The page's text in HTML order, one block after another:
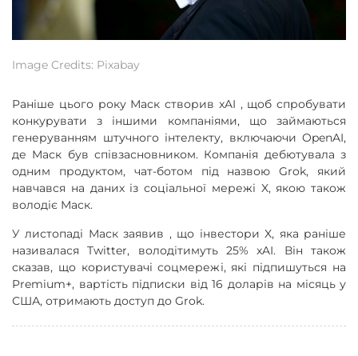
Image Credits: Pixabay
Раніше цього року Маск створив xAI , щоб спробувати
конкурувати з іншими компаніями, що займаються
генеруванням штучного інтелекту, включаючи OpenAI,
де Маск був співзасновником. Компанія дебютувала з
одним продуктом, чат-ботом під назвою Grok, який
навчався на даних із соціальної мережі X, якою також
володіє Маск.
У листопаді Маск заявив , що інвестори X, яка раніше
називалася Twitter, володітимуть 25% xAI. Він також
сказав, що користувачі соцмережі, які підпишуться на
Premium+, вартість підписки від 16 доларів на місяць у
США, отримають доступ до Grok.